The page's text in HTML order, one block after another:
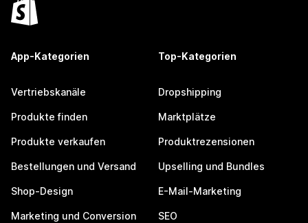
App-Kategorien
Vertriebskanäle
Produkte finden
Produkte verkaufen
Bestellungen und Versand
Shop-Design
Marketing und Conversion
Top-Kategorien
Dropshipping
Marktplätze
Produktrezensionen
Upselling und Bundles
E-Mail-Marketing
SEO